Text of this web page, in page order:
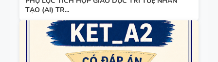
TẠO (AI) TR...